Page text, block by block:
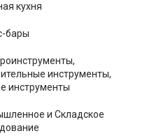
кухня
бары
инструменты,
инструменты
и Складское